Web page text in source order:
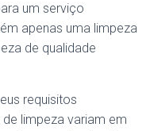
um serviço
apenas uma limpeza
de qualidade
requisitos
limpeza variam em